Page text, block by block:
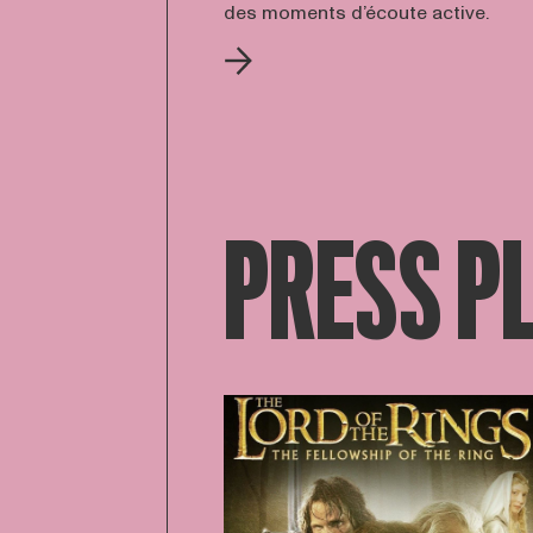
des moments d’écoute active.
PRESS